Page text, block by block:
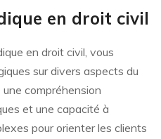
en droit civil
en droit civil, vous
sur divers aspects du
compréhension
et une capacité à
pour orienter les clients